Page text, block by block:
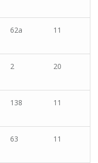
62а 11
2 20
138 11
63 11